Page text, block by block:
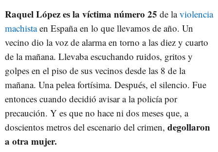
Raquel López es la víctima número 25 de laviolencia
machistaen España en lo que llevamos de año. Un
vecino dio la voz de alarma en torno a las diez y cuarto
de la mañana. Llevaba escuchando ruidos, gritos y
golpes en el piso de sus vecinos desde las 8 de la
mañana. Una pelea fortísima. Después, el silencio. Fue
entonces cuando decidió avisar a la policía por
precaución. Y es que no hace ni dos meses que, a
doscientos metros del escenario del crimen, degollaron
a otra mujer.